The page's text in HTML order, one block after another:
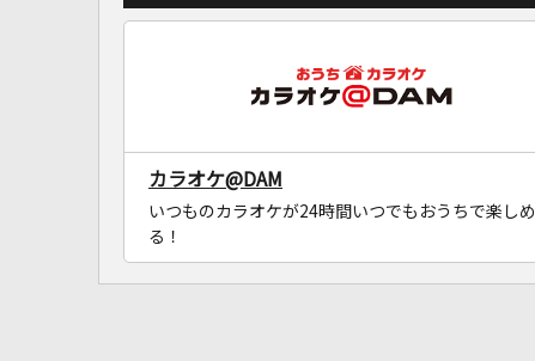
カラオケ@DAM
いつものカラオケが24時間いつでもおうちで楽しめ
る！